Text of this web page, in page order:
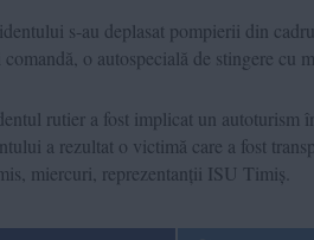
s-au deplasat pompierii din
comandă, o autospecială de stingere cu
rutier a fost implicat un autoturism
a rezultat o victimă care a fost
miercuri, reprezentanții ISU Timiș.